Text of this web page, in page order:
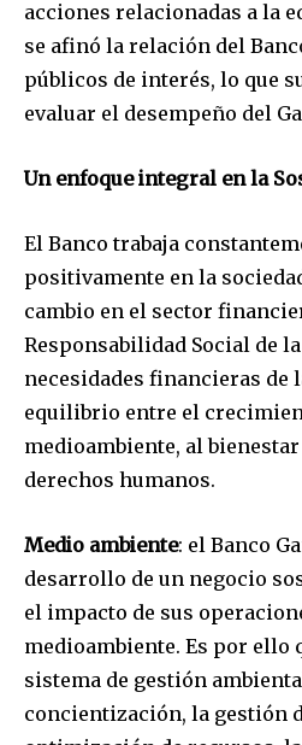
acciones relacionadas a la
se afinó la relación del
públicos de interés, lo que
evaluar el desempeño del
Un enfoque integral en la
El Banco trabaja
positivamente en la
cambio en el sector
Responsabilidad Social de
necesidades financieras de
equilibrio entre el
medioambiente, al
derechos humanos.
Medio ambiente: el Banco
desarrollo de un negocio
el impacto de sus
medioambiente. Es por ello
sistema de gestión
concientización, la gestión